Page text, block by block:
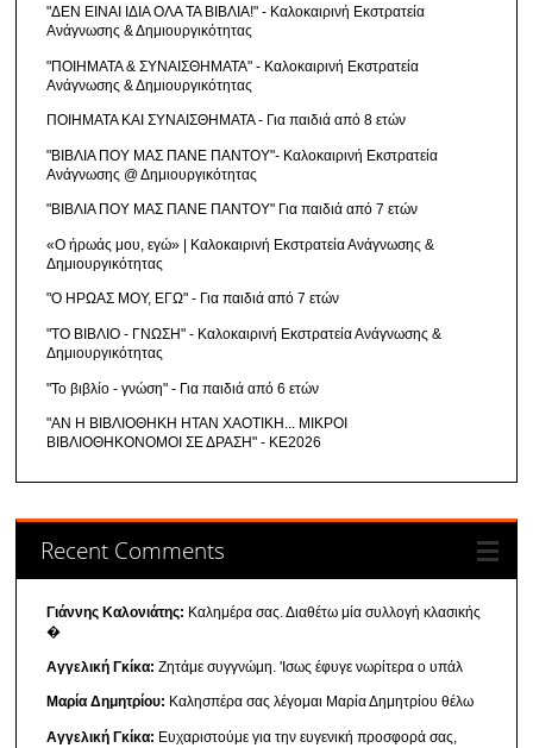
"ΔΕΝ ΕΙΝΑΙ ΙΔΙΑ ΟΛΑ ΤΑ ΒΙΒΛΙΑ!" - Καλοκαιρινή Εκστρατεία
Ανάγνωσης & Δημιουργικότητας
"ΠΟΙΗΜΑΤΑ & ΣΥΝΑΙΣΘΗΜΑΤΑ" - Καλοκαιρινή Εκστρατεία
Ανάγνωσης & Δημιουργικότητας
ΠΟΙΗΜΑΤΑ ΚΑΙ ΣΥΝΑΙΣΘΗΜΑΤΑ - Για παιδιά από 8 ετών
"ΒΙΒΛΙΑ ΠΟΥ ΜΑΣ ΠΑΝΕ ΠΑΝΤΟΥ"- Καλοκαιρινή Εκστρατεία
Ανάγνωσης @ Δημιουργικότητας
"ΒΙΒΛΙΑ ΠΟΥ ΜΑΣ ΠΑΝΕ ΠΑΝΤΟΥ" Για παιδιά από 7 ετών
«Ο ήρωάς μου, εγώ» | Καλοκαιρινή Εκστρατεία Ανάγνωσης &
Δημιουργικότητας
"Ο ΗΡΩΑΣ ΜΟΥ, ΕΓΩ" - Για παιδιά από 7 ετών
"ΤΟ ΒΙΒΛΙΟ - ΓΝΩΣΗ" - Καλοκαιρινή Εκστρατεία Ανάγνωσης &
Δημιουργικότητας
"Το βιβλίο - γνώση" - Για παιδιά από 6 ετών
"ΑΝ Η ΒΙΒΛΙΟΘΗΚΗ ΗΤΑΝ ΧΑΟΤΙΚΗ... ΜΙΚΡΟΙ
ΒΙΒΛΙΟΘΗΚΟΝΟΜΟΙ ΣΕ ΔΡΑΣΗ" - ΚΕ2026
Recent Comments
Γιάννης Καλονιάτης: Καλημέρα σας. Διαθέτω μία συλλογή κλασικής
�
Αγγελική Γκίκα: Ζητάμε συγγνώμη. 'Ισως έφυγε νωρίτερα ο υπάλ
Μαρία Δημητρίου: Καλησπέρα σας λέγομαι Μαρία Δημητρίου θέλω
Αγγελική Γκίκα: Ευχαριστούμε για την ευγενική προσφορά σας,